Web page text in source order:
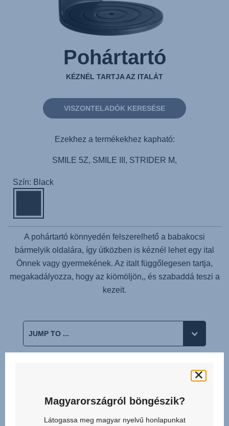
Pohártartó
KÉZNÉL TARTJA AZ ITALÁT
VISZONTELADÓK KERESÉSE
Ezekhez a termékekhez kapható:
SMILE 5Z, SMILE III, STRIDER M,
Szín: Black
A pohártartó könnyedén felszerelhető a babakocsi
bármelyik oldalára, így útközben is kéznél lehet egy ital
Önnek vagy gyermekének. Az italt függőlegesen tartja,
megakadályozza, hogy az kiömöljön,, és szabaddá teszi a
kezeit.
Magyarországról böngészik?
Látogassa meg magyar nyelvű honlapunkat